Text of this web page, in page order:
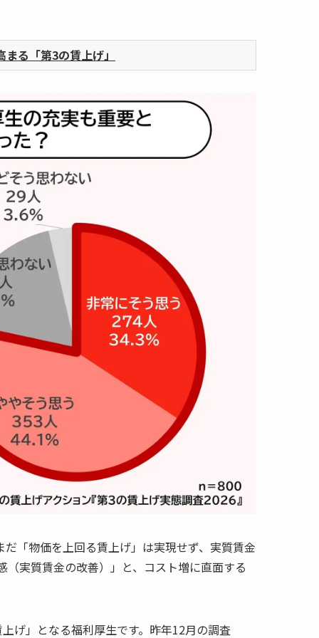
る「第3の賃上げ」
「物価を上回る賃上げ」は実現せず、実質賃金
実質賃金の改善）」と、コスト増に直面する
げ」となる福利厚生です。昨年12月の調査